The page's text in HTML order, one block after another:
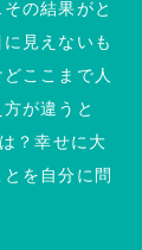
の結果がと
見えないも
ここまで人
が違うと
？幸せに大
を自分に問